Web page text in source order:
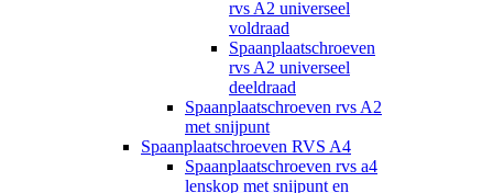
rvs A2 universeel
voldraad
Spaanplaatschroeven
rvs A2 universeel
deeldraad
Spaanplaatschroeven rvs A2
met snijpunt
Spaanplaatschroeven RVS A4
Spaanplaatschroeven rvs a4
lenskop met snijpunt en